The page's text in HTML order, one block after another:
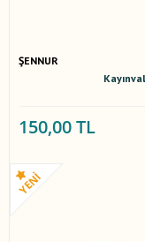
ŞENNUR
150,00 TL